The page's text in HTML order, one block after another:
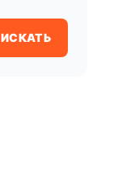
ИСКАТЬ